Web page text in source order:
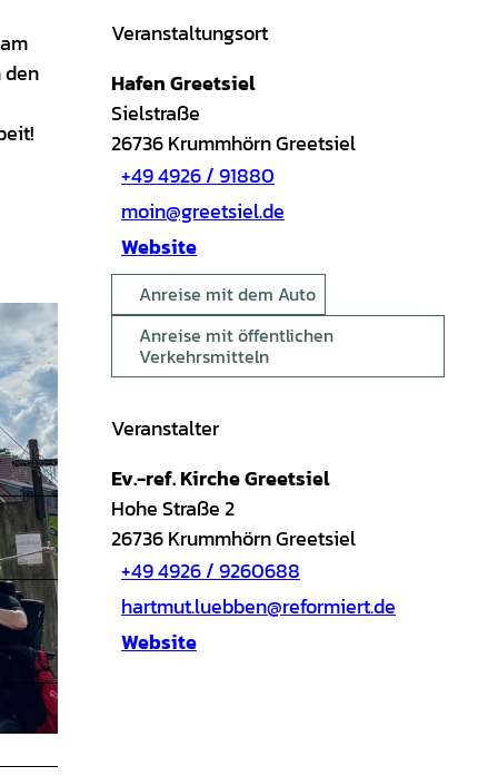
den
Veranstaltungsort
Hafen Greetsiel
Sielstraße
26736Krummhörn Greetsiel
+49 4926 / 91880
moin@greetsiel.de
Website
Anreise mit dem Auto
Anreise mit öffentlichen
Verkehrsmitteln
Veranstalter
Ev.-ref. Kirche Greetsiel
Hohe Straße 2
26736Krummhörn Greetsiel
+49 4926 / 9260688
hartmut.luebben@reformiert.de
Website